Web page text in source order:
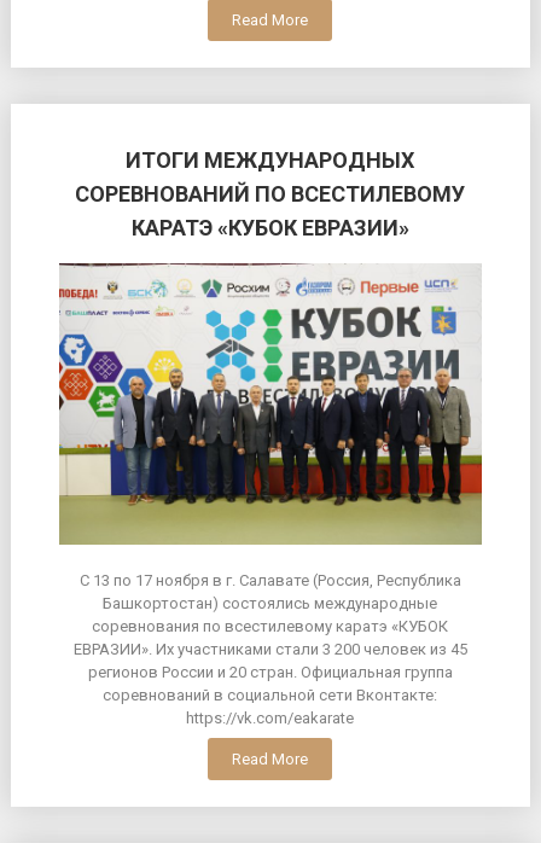
Read More
ИТОГИ МЕЖДУНАРОДНЫХ
СОРЕВНОВАНИЙ ПО ВСЕСТИЛЕВОМУ
КАРАТЭ «КУБОК ЕВРАЗИИ»
С 13 по 17 ноября в г. Салавате (Россия, Республика
Башкортостан) состоялись международные
соревнования по всестилевому каратэ «КУБОК
ЕВРАЗИИ». Их участниками стали 3 200 человек из 45
регионов России и 20 стран. Официальная группа
соревнований в социальной сети Вконтакте:
https://vk.com/eakarate
Read More